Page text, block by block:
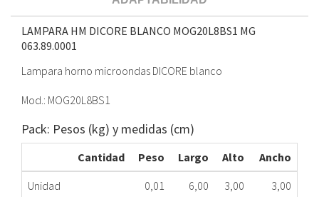
LAMPARA HM DICORE BLANCO MOG20L8BS1 MG
063.89.0001
Lampara horno microondas DICORE blanco
Mod.: MOG20L8BS1
Pack: Pesos (kg) y medidas (cm)
Cantidad Peso Largo Alto
Ancho
Unidad
0,01 6,00 3,00
3,00